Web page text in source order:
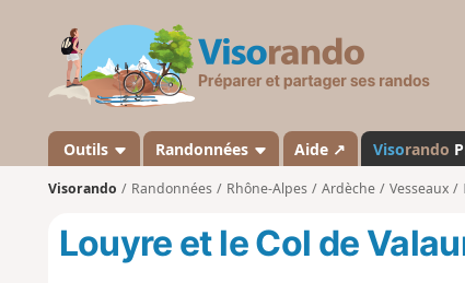
s
a
n
d
Outils Randonnées Aide ↗ Visorando
Visorando Randonnées Rhône-Alpes Ardèche Vesseaux
Louyre et le Col de